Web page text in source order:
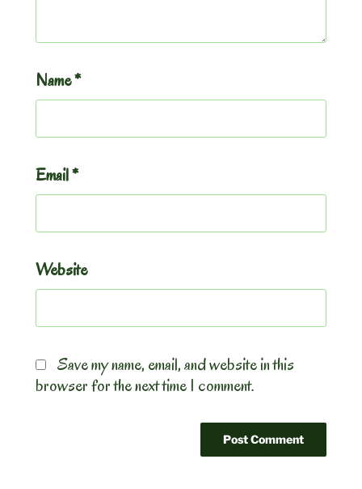
Name*
Email*
Website
Save my name, email, and website in this
browser for the next time I comment.